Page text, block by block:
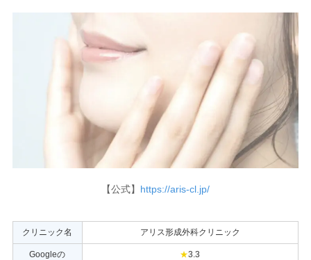
【公式】 https://aris-cl.jp/
クリニック名 アリス形成外科クリニック
Googleの
★3.3